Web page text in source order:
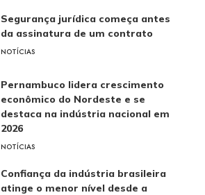
Segurança jurídica começa antes
da assinatura de um contrato
NOTÍCIAS
Pernambuco lidera crescimento
econômico do Nordeste e se
destaca na indústria nacional em
2026
NOTÍCIAS
Confiança da indústria brasileira
atinge o menor nível desde a